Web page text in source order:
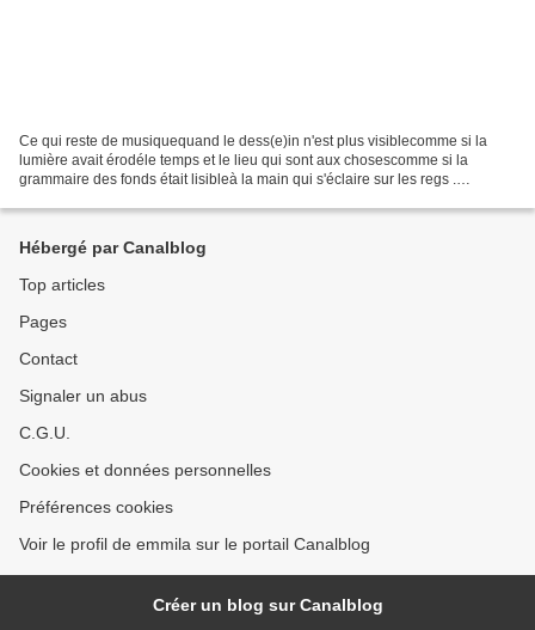
Ce qui reste de musiquequand le dess(e)in n'est plus visiblecomme si la
lumière avait érodéle temps et le lieu qui sont aux chosescomme si la
grammaire des fonds était lisibleà la main qui s'éclaire sur les regs .
Hébergé par Canalblog
Top articles
Pages
Contact
Signaler un abus
C.G.U.
Cookies et données personnelles
Préférences cookies
Voir le profil de emmila sur le portail Canalblog
Créer un blog sur Canalblog